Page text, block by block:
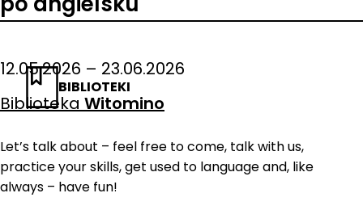
BIBLIOTEKI
12.05.2026 – 23.06.2026
Biblioteka Witomino
Let’s talk about – feel free to come, talk with us,
practice your skills, get used to language and, like
always – have fun!